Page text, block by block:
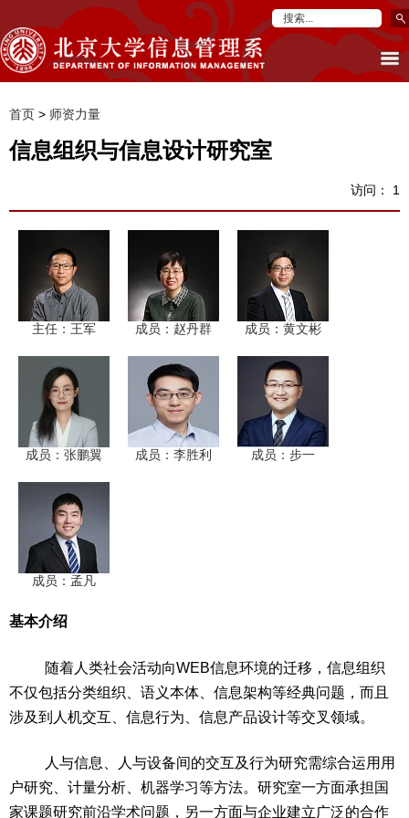
首页 > 师资力量
信息组织与信息设计研究室
访问： 1
主任：王军 成员：赵丹群 成员：黄文彬
成员：张鹏翼 成员：李胜利 成员：步一
成员：孟凡
基本介绍
随着人类社会活动向WEB信息环境的迁移，信息组织
不仅包括分类组织、语义本体、信息架构等经典问题，而且
涉及到人机交互、信息行为、信息产品设计等交叉领域。
人与信息、人与设备间的交互及行为研究需综合运用用
户研究、计量分析、机器学习等方法。研究室一方面承担国
家课题研究前沿学术问题，另一方面与企业建立广泛的合作